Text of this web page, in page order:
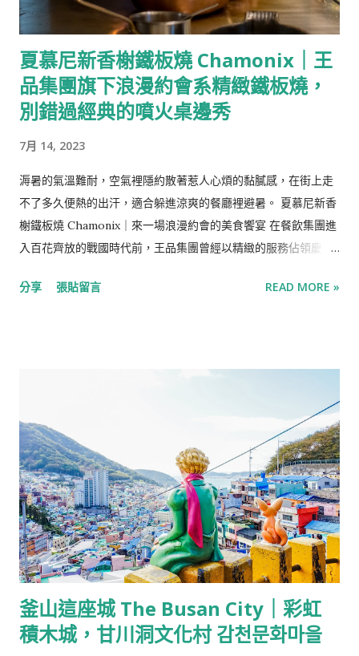
菜單料理 地址：台北市大安區敦化南路1段160巷9號之4 營業時
間：周二-周日17:30-21:45(共兩個餐期17：30、19:45) 電話：
0958-803-087 線上訂位： Inline 推薦：喜歡韓式風味又追求創
新的人可以一試，若是很怕辣的話就可能需要再評估 濟州島沙拉
濟州島民的傳統開胃前菜，將加入薏仁的包飯醬、小黃瓜與胡蘿
是拌以韓式傳統醬料的生拌牛肉，類似的生肉料理為蒙古軍遠征
則以鮑魚內臟燉煮並搭上整顆鮑魚與魚子醬，海味濃郁的香氣被
夏慕尼新香榭鐵板燒 Chamonix｜王
品集團旗下浪漫約會系精緻鐵板燒，
別錯過經典的噴火桌邊秀
7月 14, 2023
溽暑的氣溫難耐，空氣裡隱約散著惹人心煩的黏膩感，在街上走
不了多久便熱的出汗，適合躲進涼爽的餐廳裡避暑。 夏慕尼新香
榭鐵板燒 Chamonix｜來一場浪漫約會的美食饗宴 在餐飲集團進
入百花齊放的戰國時代前，王品集團曾經以精緻的服務佔領慶
而今的王品品牌目不及暇，各國料理、各式料理，從平價到高價
以優雅的方式一道一道出餐，是我對精緻鐵板燒的第一印象，也
是多年前的我一直惦記著要嚐一嚐的大餐，而從初訪至今竟也已
經十年過去，偶爾的一頓大餐早已不是難事。 帕瑪森起司麵包 佐
料有1.洋蔥碎/2.蒜香魚子抹醬/3.玫瑰鹽。 洋蔥脆口微辛，可以
單吃開胃；香氣濃郁的蒜味抹醬搭配顆粒狀的鱼子，鹹香甜中帶
點嗆辣，是夏慕尼引人注目的招牌之一，也有人特外帶麵包只為
了一嚐美味的抹醬，與櫻花蝦炒飯皆被稱為夏慕尼主餐外的本
體。 熱前菜-青檸茴香奶油鮑魚&松露蒸蛋 小巧的熱前菜，由師
傅在鐵板前準備，以微煎的鮑魚佐上酸香的青檸搭配綿密細緻的
松露蒸蛋。 因為是前菜，份量較為精緻，感覺尚未品嚐到特色便
吃完了。 熱前菜-茴香奶油鮮蝦&松露蒸蛋 秋冬新菜單中的熱前
分享 張貼留言 READ MORE »
釜山這座城 The Busan City｜彩虹
積木城，甘川洞文化村 감천문화마을